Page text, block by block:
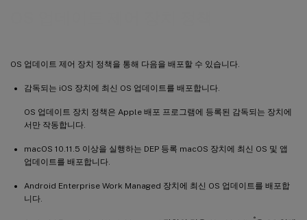
OS 업데이트 제어 장치 정책을 통해 다음을 배포할 수 있습니다.
감독되는 iOS 장치에 최신 OS 업데이트를 배포합니다.
OS 업데이트 장치 정책은 Apple 배포 프로그램에 등록된 감독되는 장치에
서만 작동합니다.
macOS 10.11.5 이상을 실행하는 DEP 등록 macOS 장치에 최신 OS 및 앱
업데이트를 배포합니다.
Android Enterprise Work Managed 장치에 최신 OS 업데이트를 배포합
니다.
®